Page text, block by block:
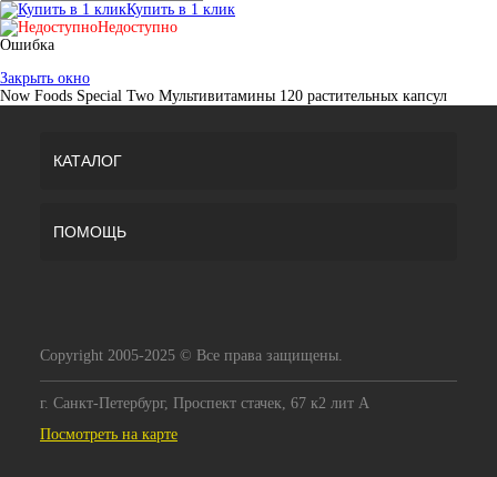
Купить в 1 клик
Недоступно
Ошибка
Закрыть окно
Now Foods Special Two Мультивитамины 120 растительных капсул
КАТАЛОГ
ПОМОЩЬ
Copyright 2005-2025 © Все права защищены.
г. Санкт-Петербург, Проспект стачек, 67 к2 лит А
Посмотреть на карте